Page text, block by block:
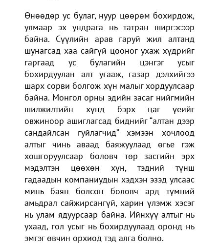
Өнөөдөр ус булаг, нуур цөөрөм бохирдож,
улмаар эх ундрага нь татран ширгэсээр
байна. Сүүлийн арав гаруй жил алтанд
шунагсад хаа сайгүй цооног ухаж хүдрийг
гаргаад ус булагийн цэнгэг усыг
бохирдуулан алт угааж, газар дэлхийгээ
шарх сорви болгож хүн малыг хордуулсаар
байна. Монгол орны эдийн засаг нийгмийн
шилжилтийн хүнд бэрх цаг үеийг
овжиноор ашиглагсад биднийг “алтан дээр
сандайлсан гуйлагчид” хэмээн хочлоод
алтыг чинь аваад баяжуулаад өгье гэж
хошгоруулсаар боловч төр засгийн эрх
мэдэлтэн цөөхөн хүн, тэдний түнш
гадаадын компаниудын хэдхэн эзэд улсаас
минь баян болсон боловч ард түмний
амьдрал сайжирсангүй, харин үлэмж хэсэг
нь улам ядуурсаар байна. Ийнхүү алтыг нь
ухаад, гол усыг нь бохирдуулаад оронд нь
эмгэг өвчин орхиод тэд алга болно.